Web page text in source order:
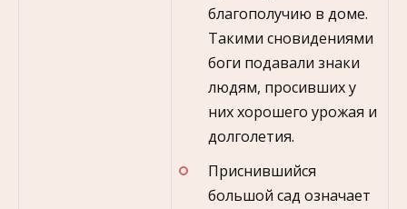
благополучию в доме.
Такими сновидениями
боги подавали знаки
людям, просивших у
них хорошего урожая и
долголетия.
Приснившийся
большой сад означает